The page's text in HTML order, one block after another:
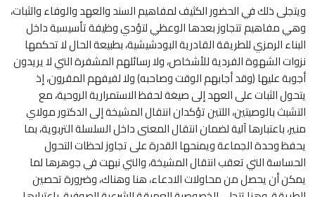
ويتجلى ذلك في الحضور الكثيف لمفاهيم السند والعهد والوفاء والثبات،
وهي مفاهيم تتجاوز بعدها الوعظي لتؤدي وظيفة تأسيسية داخل
البناء الرمزي للطريقة القادرية البودشيشية، بطبيعة الحال لا تحكمها
نزوات الشهوة الفردية للأشخاص، ولا رسائلهم المشفرة التي لا يريدون
أجوبة عليها (وقد أجابهم الوقت وصاحبه) ولا لفيفهم المقرون، إذ
يتحول الثبات على العهد إلى صيغة لحفظ الاستمرارية الروحية، مع
التشبث بالوصيتين، اللتين تؤكدان انتقال المشيخة إلى الدكتور مولاي
منير، باعتبارها آلية لضمان انتقال المعنى داخل السلسلة التربوية، بما
يحفظ وحدة الجماعة ويمنحها القدرة على تجاوز لحظات التحول
الحساسة التي تعقب انتقال المشيخة، والتي نبهت في جوهرها لما
يمكن أن يحصل من محاولات الادعاء، هنا وهناك، وضرورة تحصين